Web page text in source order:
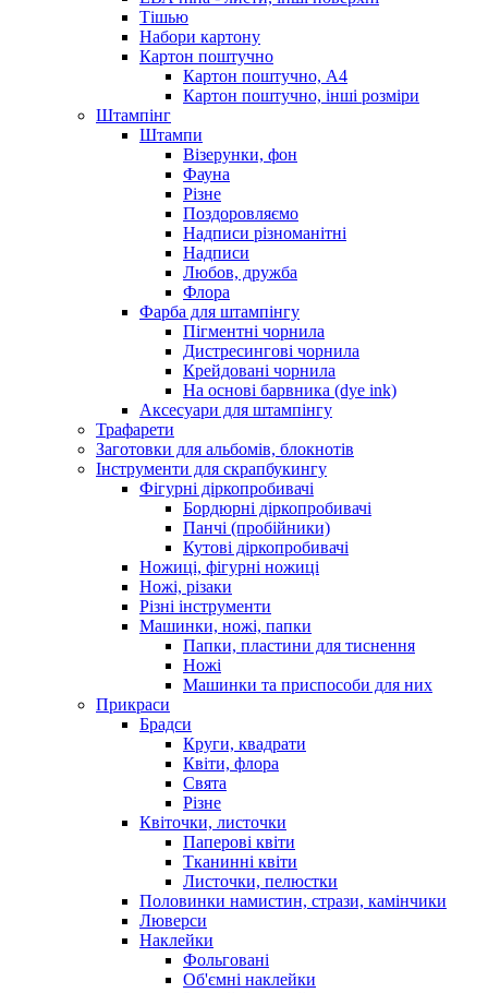
Тішью
Набори картону
Картон поштучно
Картон поштучно, А4
Картон поштучно, інші розміри
Штампінг
Штампи
Візерунки, фон
Фауна
Різне
Поздоровляємо
Надписи різноманітні
Надписи
Любов, дружба
Флора
Фарба для штампінгу
Пігментні чорнила
Дистресингові чорнила
Крейдовані чорнила
На основі барвника (dye ink)
Аксесуари для штампінгу
Трафарети
Заготовки для альбомів, блокнотів
Інструменти для скрапбукингу
Фігурні діркопробивачі
Бордюрні діркопробивачі
Панчі (пробійники)
Кутові діркопробивачі
Ножиці, фігурні ножиці
Ножі, різаки
Різні інструменти
Машинки, ножі, папки
Папки, пластини для тиснення
Ножі
Машинки та приспособи для них
Прикраси
Брадси
Круги, квадрати
Квіти, флора
Свята
Різне
Квіточки, листочки
Паперові квіти
Тканинні квіти
Листочки, пелюстки
Половинки намистин, стрази, камінчики
Люверси
Наклейки
Фольговані
Об'ємні наклейки